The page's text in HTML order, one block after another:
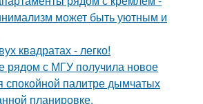
может быть уютным и
квадратах - легко!
рядом с МГУ получила новое
спокойной палитре дымчатых
планировке.